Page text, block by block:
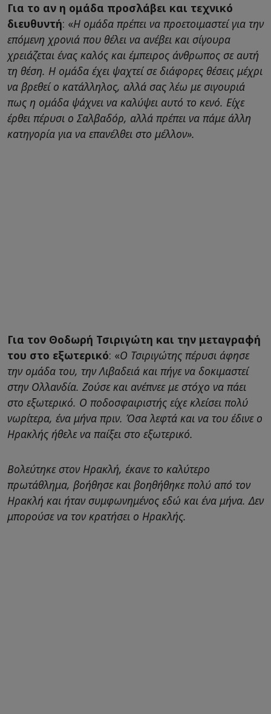
Για το αν η ομάδα προσλάβει και τεχνικό
διευθυντή: «Η ομάδα πρέπει να προετοιμαστεί για την
επόμενη χρονιά που θέλει να ανέβει και σίγουρα
χρειάζεται ένας καλός και έμπειρος άνθρωπος σε αυτή
τη θέση. Η ομάδα έχει ψαχτεί σε διάφορες θέσεις μέχρι
να βρεθεί ο κατάλληλος, αλλά σας λέω με σιγουριά
πως η ομάδα ψάχνει να καλύψει αυτό το κενό. Είχε
έρθει πέρυσι ο Σαλβαδόρ, αλλά πρέπει να πάμε άλλη
κατηγορία για να επανέλθει στο μέλλον».
Για τον Θοδωρή Τσιριγώτη και την μεταγραφή
του στο εξωτερικό: «Ο Τσιριγώτης πέρυσι άφησε
την ομάδα του, την Λιβαδειά και πήγε να δοκιμαστεί
στην Ολλανδία. Ζούσε και ανέπνεε με στόχο να πάει
στο εξωτερικό. Ο ποδοσφαιριστής είχε κλείσει πολύ
νωρίτερα, ένα μήνα πριν. Όσα λεφτά και να του έδινε ο
Ηρακλής ήθελε να παίξει στο εξωτερικό.
Βολεύτηκε στον Ηρακλή, έκανε το καλύτερο
πρωτάθλημα, βοήθησε και βοηθήθηκε πολύ από τον
Ηρακλή και ήταν συμφωνημένος εδώ και ένα μήνα. Δεν
μπορούσε να τον κρατήσει ο Ηρακλής.